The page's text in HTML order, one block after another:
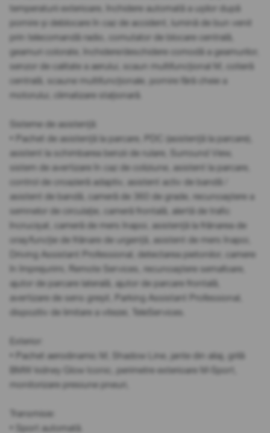
temperaturii exterioare, închidere automată a ușilor după
pornire și deblocare în caz de accident, lumină de bun venit
prin telecomandă radio, comutator de blocare centrală,
geamuri colorate, închidere/deschidere comodă a geamurilor,
senzor de calitate a aerului, scaun multifuncțional M, cotieră
centrală, scaune multifuncționale, pornire fără cheie a
motorului, climatizare staționară.
Sisteme de asistență:
• Pachet de asistență la parcare, PDC (asistență la parcare),
asistent la schimbarea benzii de rulare, Surround View,
sistem de avertizare în caz de coliziune, asistent la parcare,
control de croazieră adaptiv, asistent activ de bandă /
asistent de bandă, cameră de 360 de grade, recunoaștere a
semnelor de circulație, cameră frontală, alertă de trafic
încrucișat, cameră de mers înapoi, asistență la frânarea de
oraș/funcție de frânare de urgență, asistent de mers înapoi,
Driving Assistant Professional, detectarea pietonilor, camere
în împrejurimi, Remote Services, recunoaștere semafoare,
ajutor de parcare laterală, ajutor de parcare frontală,
avertizare de sens greșit, Parking Assistant Professional,
dispozitiv de limitare a vitezei, TeleServices.
Exterior:
• Pachet aerodinamic M, Shadow Line, jante din aliaj, grilă
BMW kidney Glow Iconic, perimetre exterioare M-Sport,
monitorizare presiune pneuri,
Transmisie:
• Sport automată.